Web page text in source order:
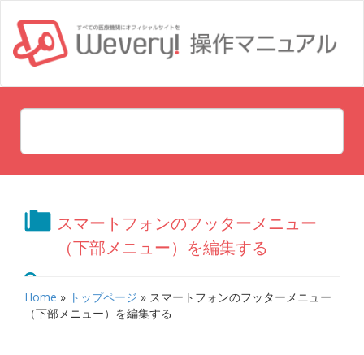
スマートフォンのフッターメニュー
（下部メニュー）を編集する
Home » トップページ » スマートフォンのフッターメニュー
（下部メニュー）を編集する